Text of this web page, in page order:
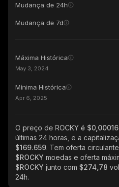
Mudança de 24h
Mudança de 7d
Máxima Histórica
May 3, 2024
Mínima Histórica
Apr 6, 2025
O preço de ROCKY é
últimas 24 horas, e a
$169.659. Tem oferta
$ROCKY moedas e oferta
$ROCKY junto com $274,78
24h.